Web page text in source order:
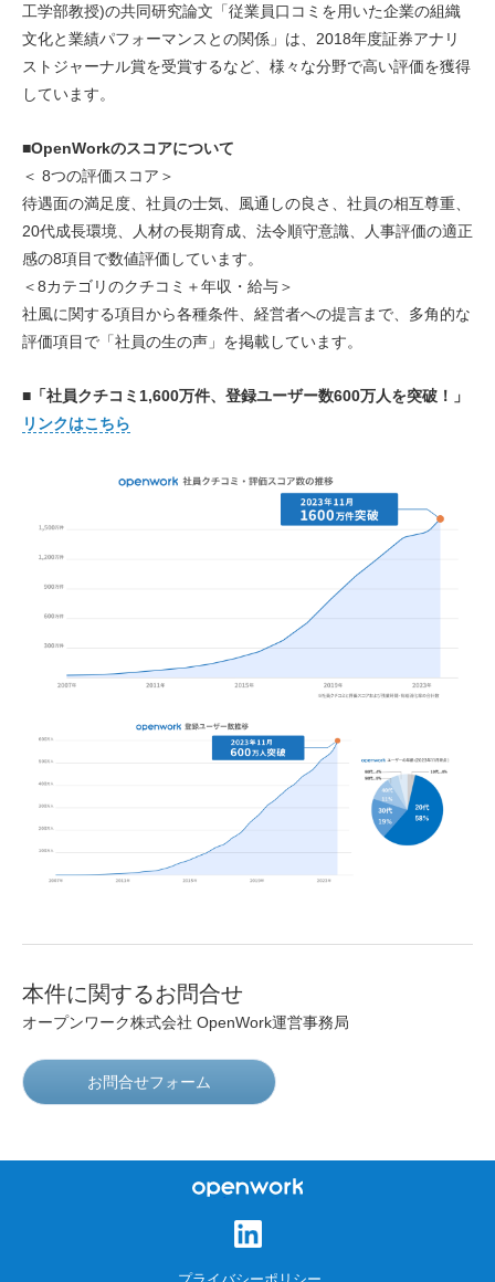
工学部教授)の共同研究論文「従業員口コミを用いた企業の組織
文化と業績パフォーマンスとの関係」は、2018年度証券アナリ
ストジャーナル賞を受賞するなど、様々な分野で高い評価を獲得
しています。
■OpenWorkのスコアについて
＜ 8つの評価スコア＞
待遇面の満足度、社員の士気、風通しの良さ、社員の相互尊重、
20代成長環境、人材の長期育成、法令順守意識、人事評価の適正
感の8項目で数値評価しています。
＜8カテゴリのクチコミ＋年収・給与＞
社風に関する項目から各種条件、経営者への提言まで、多角的な
評価項目で「社員の生の声」を掲載しています。
■「社員クチコミ1,600万件、登録ユーザー数600万人を突破！」
リンクはこちら
本件に関するお問合せ
オープンワーク株式会社 OpenWork運営事務局
お問合せフォーム